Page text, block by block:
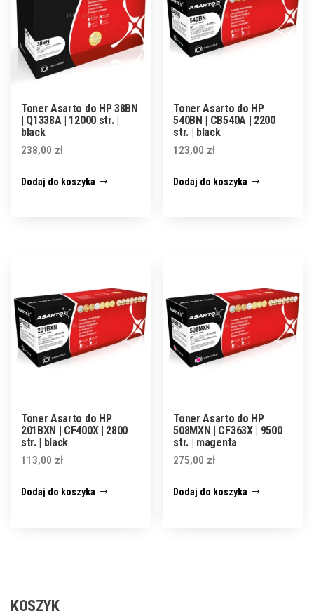
Toner Asarto do HP 38BN
| Q1338A | 12000 str. |
black
238,00 zł
Dodaj do koszyka
Toner Asarto do HP
540BN | CB540A | 2200
str. | black
123,00 zł
Dodaj do koszyka
Toner Asarto do HP
201BXN | CF400X | 2800
str. | black
113,00 zł
Dodaj do koszyka
Toner Asarto do HP
508MXN | CF363X | 9500
str. | magenta
275,00 zł
Dodaj do koszyka
KOSZYK